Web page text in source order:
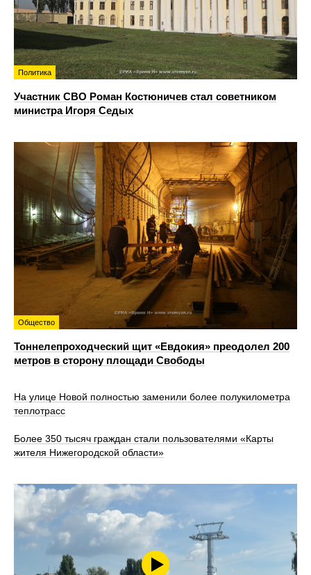
Политика
Участник СВО Роман Костюничев стал советником
министра Игоря Седых
Общество
Тоннелепроходческий щит «Евдокия» преодолел 200
метров в сторону площади Свободы
На улице Новой полностью заменили более полукилометра
теплотрасс
Более 350 тысяч граждан стали пользователями «Карты
жителя Нижегородской области»